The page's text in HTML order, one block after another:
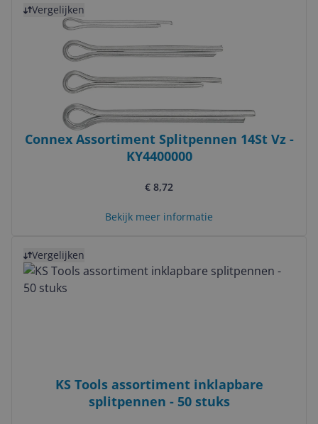
Vergelijken
Connex Assortiment Splitpennen 14St Vz -
KY4400000
€ 8,72
Bekijk meer informatie
Vergelijken
KS Tools assortiment inklapbare
splitpennen - 50 stuks